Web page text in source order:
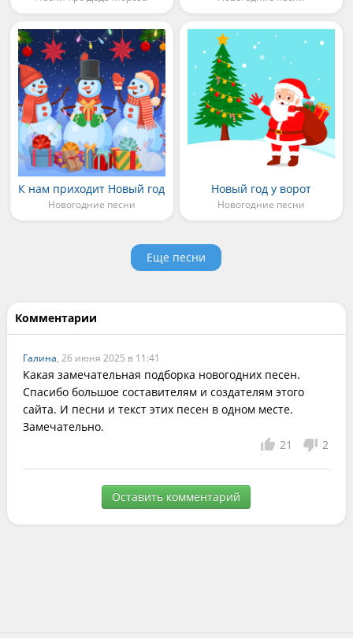
К нам приходит Новый год
Новогодние песни
Новый год у ворот
Новогодние песни
Еще песни
Комментарии
Галина, 26 июня 2025 в 11:41
Какая замечательная подборка новогодних песен.
Спасибо большое составителям и создателям этого
сайта. И песни и текст этих песен в одном месте.
Замечательно.
21
2
Оставить комментарий